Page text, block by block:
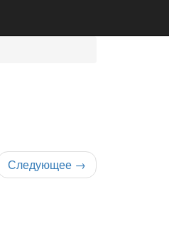
Следующее →